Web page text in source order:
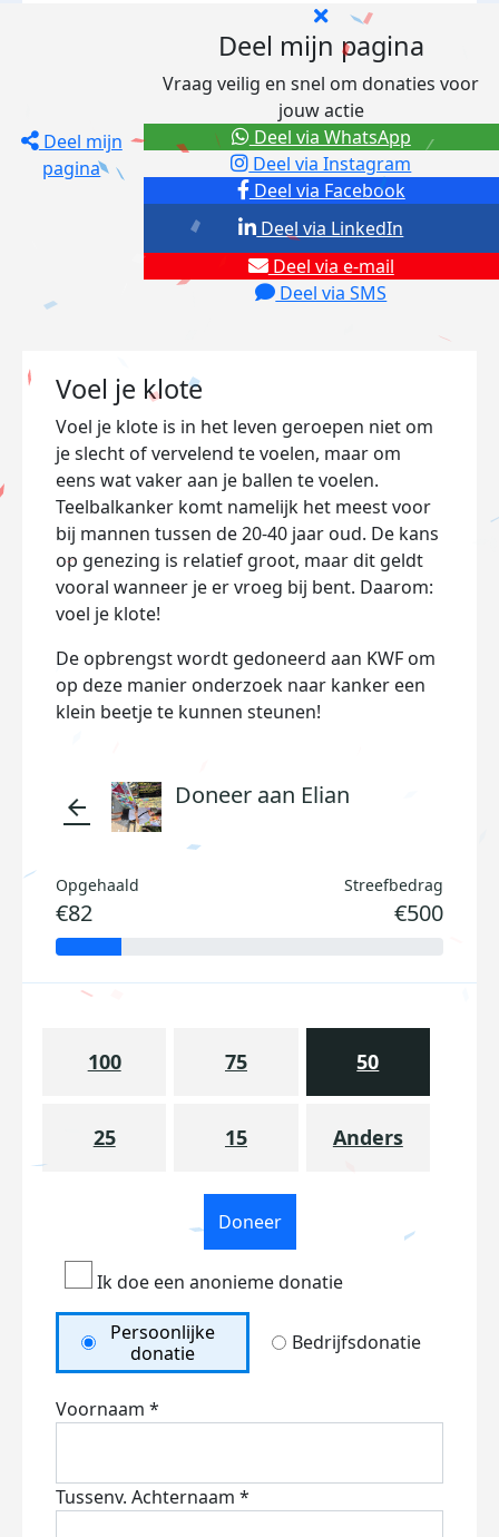
Deel mijn
pagina
Deel mijn pagina
Vraag veilig en snel om donaties voor
jouw actie
Deel via Facebook
Deel via Instagram
Deel via e-mail
Deel via SMS
Deel via LinkedIn
Deel via WhatsApp
Voel je klote
Voel je klote is in het leven geroepen niet om
je slecht of vervelend te voelen, maar om
eens wat vaker aan je ballen te voelen.
Teelbalkanker komt namelijk het meest voor
bij mannen tussen de 20-40 jaar oud. De kans
op genezing is relatief groot, maar dit geldt
vooral wanneer je er vroeg bij bent. Daarom:
voel je klote!
De opbrengst wordt gedoneerd aan KWF om
op deze manier onderzoek naar kanker een
klein beetje te kunnen steunen!
arrow_back Doneer aan Elian
Opgehaald
€82
Streefbedrag
€500
100 75 50
25 15 Anders
Doneer
Ik doe een anonieme donatie
Persoonlijke
donatie
Bedrijfsdonatie
Voornaam *
Tussenv. Achternaam *